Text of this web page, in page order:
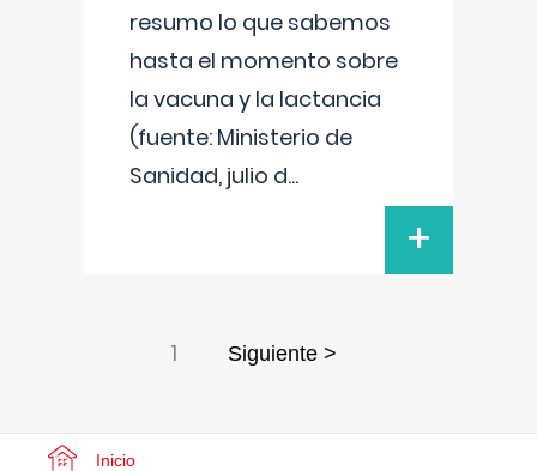
resumo lo que sabemos
hasta el momento sobre
la vacuna y la lactancia
(fuente: Ministerio de
Sanidad, julio d...
+
1 Siguiente >
Inicio